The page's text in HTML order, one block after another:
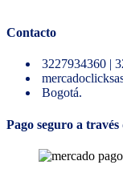
Contacto
3227934360 |
Bogotá.
Pago seguro a través